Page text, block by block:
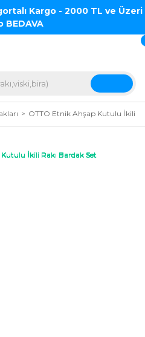
Kargo - 2000 TL ve Üzeri
BEDAVA
OTTO Etnik Ahşap Kutulu İkili